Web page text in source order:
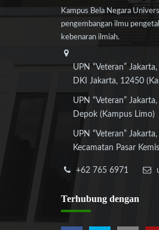
Kampus Bela Negara
pengembangan ilmu
kebenaran ilmiah.
UPN “Veteran”
DKI Jakarta, 12450
UPN “Veteran”
Depok (Kampus Limo)
UPN “Veteran”
Kecamatan Pasar
+62 765 6971
Terhubung dengan